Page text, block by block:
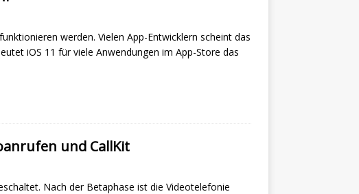
werden. Vielen App-Entwicklern scheint das
iOS 11 für viele Anwendungen im App-Store das
und CallKit
Nach der Betaphase ist die Videotelefonie